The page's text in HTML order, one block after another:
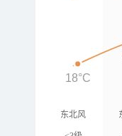
东北风
18°C